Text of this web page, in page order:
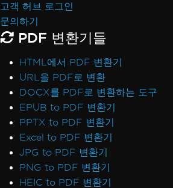
고객 허브 로그인
문의하기
PDF 변환기들
HTML에서 PDF 변환기
URL을 PDF로 변환
DOCX를 PDF로 변환하는 도구
EPUB to PDF 변환기
PPTX to PDF 변환기
Excel to PDF 변환기
JPG to PDF 변환기
PNG to PDF 변환기
HEIC to PDF 변환기